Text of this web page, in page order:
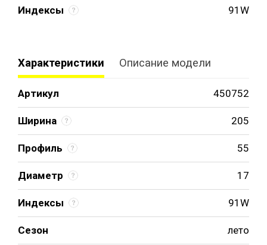
Индексы 91W
Характеристики Описание модели
Артикул 450752
Ширина 205
Профиль 55
Диаметр 17
Индексы 91W
Сезон лето